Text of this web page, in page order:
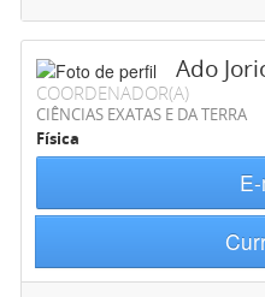
Ado
COORDENADOR(A)
CIÊNCIAS EXATAS E DA TERRA
Física